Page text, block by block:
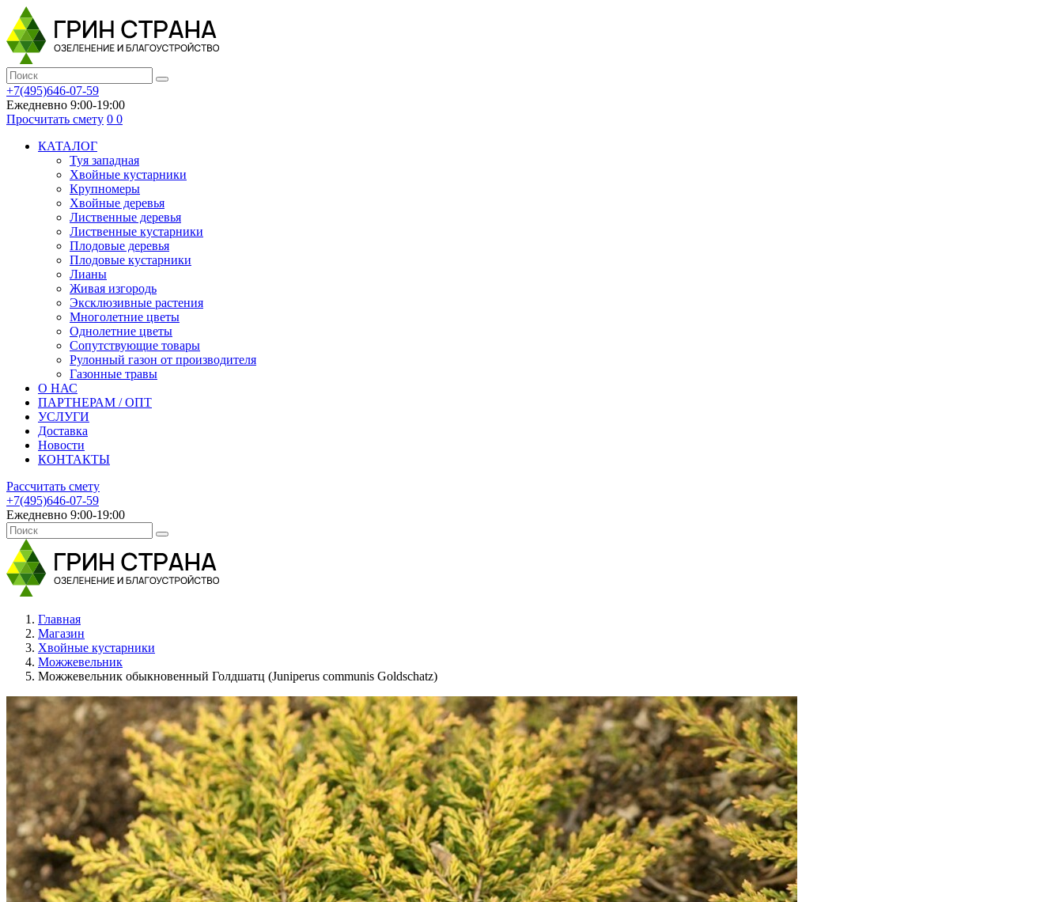
+7(495)646-07-59
Ежедневно 9:00-19:00
Просчитать смету 0 0
КАТАЛОГ
Туя западная
Хвойные кустарники
Крупномеры
Хвойные деревья
Лиственные деревья
Лиственные кустарники
Плодовые деревья
Плодовые кустарники
Лианы
Живая изгородь
Эксклюзивные растения
Многолетние цветы
Однолетние цветы
Сопутствующие товары
Рулонный газон от производителя
Газонные травы
О НАС
ПАРТНЕРАМ / ОПТ
УСЛУГИ
Доставка
Новости
КОНТАКТЫ
Рассчитать смету
+7(495)646-07-59
Ежедневно 9:00-19:00
Главная
Магазин
Хвойные кустарники
Можжевельник
Можжевельник обыкновенный Голдшатц (Juniperus communis Goldschatz)